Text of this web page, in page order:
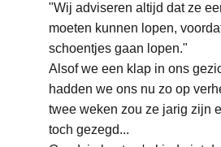
"Wij adviseren altijd dat ze
moeten kunnen lopen,
schoentjes gaan lopen."
Alsof we een klap in ons
hadden we ons nu zo op
twee weken zou ze jarig zijn
toch gezegd...